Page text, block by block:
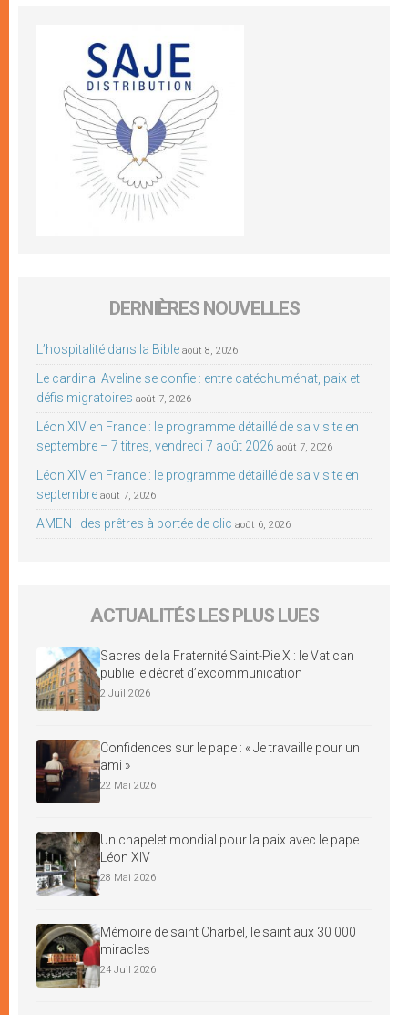
DERNIÈRES NOUVELLES
L’hospitalité dans la Bible août 8, 2026
Le cardinal Aveline se confie : entre catéchuménat, paix et
défis migratoires août 7, 2026
Léon XIV en France : le programme détaillé de sa visite en
septembre – 7 titres, vendredi 7 août 2026 août 7, 2026
Léon XIV en France : le programme détaillé de sa visite en
septembre août 7, 2026
AMEN : des prêtres à portée de clic août 6, 2026
ACTUALITÉS LES PLUS LUES
Sacres de la Fraternité Saint-Pie X : le Vatican
publie le décret d’excommunication
2 Juil 2026
Confidences sur le pape : « Je travaille pour un
ami »
22 Mai 2026
Un chapelet mondial pour la paix avec le pape
Léon XIV
28 Mai 2026
Mémoire de saint Charbel, le saint aux 30 000
miracles
24 Juil 2026